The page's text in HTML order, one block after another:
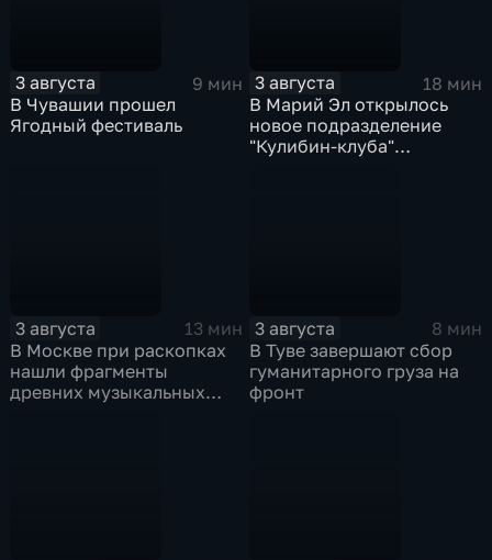
3 августа
9 мин
В Чувашии прошел
Ягодный фестиваль
3 августа
18 мин
В Марий Эл открылось
новое подразделение
"Кулибин-клуба"
3 августа
13 мин
В Москве при раскопках
нашли фрагменты
древних музыкальных
3 августа
8 мин
В Туве завершают сбор
гуманитарного груза на
фронт